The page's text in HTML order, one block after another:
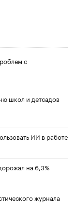
с
школ и детсадов
ИИ в работе
на 6,3%
журнала